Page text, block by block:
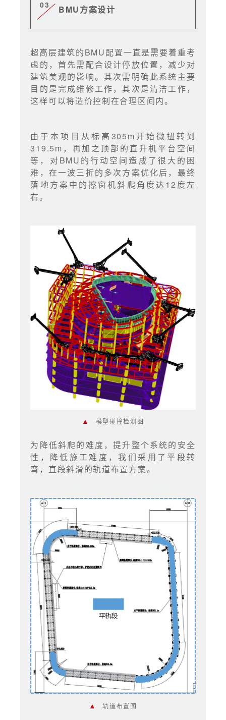
03 BMU方案设计
超高层建筑的BMU配置一直是需要着重考
虑的，首先需配合设计停放位置，减少对
建筑美观的影响。其次需明确此系统主要
目的是完成维修工作，其次是清洁工作，
这样可以将造价控制在合理区间内。
由于本项目从标高305m开始微扭转到
319.5m，再加之顶部的直升机平台空间
等，对BMU的行动空间造成了很大的困
难，在一波三折的多次方案优化后，最终
落地方案中的擦窗机斜爬角度达12度左
右。
▲ 模型碰撞检测图
为降低斜爬的难度，提升整个系统的安全
性，降低施工难度，我们采用了平段转
弯，直段斜滑的轨道布置方案。
▲ 轨道布置图